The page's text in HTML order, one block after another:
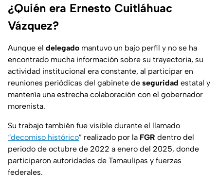
¿Quién era Ernesto Cuitláhuac
Vázquez?
Aunque el delegado mantuvo un bajo perfil y no se ha
encontrado mucha información sobre su trayectoria, su
actividad institucional era constante, al participar en
reuniones periódicas del gabinete de seguridad estatal y
mantenía una estrecha colaboración con el gobernador
morenista.
Su trabajo también fue visible durante el llamado
“decomiso histórico” realizado por la FGR dentro del
periodo de octubre de 2022 a enero del 2025, donde
participaron autoridades de Tamaulipas y fuerzas
federales.